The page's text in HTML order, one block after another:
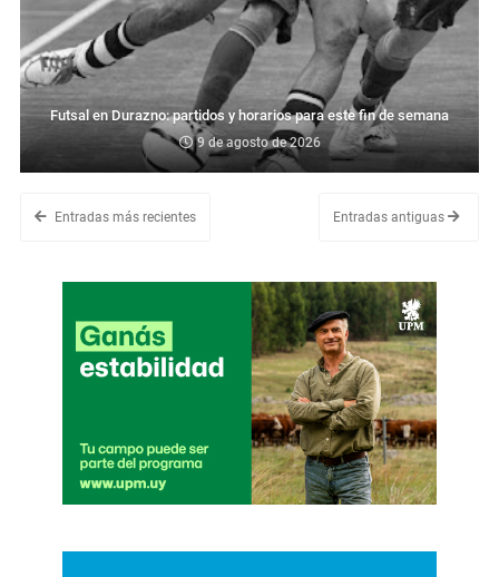
Futsal en Durazno: partidos y horarios para este fin de semana
9 de agosto de 2026
Entradas más recientes Entradas antiguas